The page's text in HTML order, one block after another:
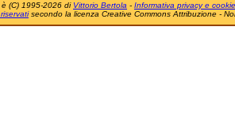
(C) 1995-2026 di Vittorio Bertola - Informativa privacy e cookie
secondo la licenza Creative Commons Attribuzione -